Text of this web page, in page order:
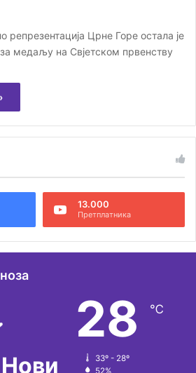
репрезентација Црне Горе остала је
медаљу на Свјетском првенству
13.000
Претплатника
28 ℃
33º - 28º
52%